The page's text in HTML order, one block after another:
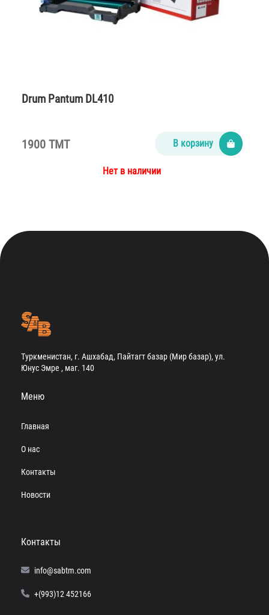
Drum Pantum DL410
1900 TMT В корзину
Нет в наличии
Туркменистан, г. Ашхабад, Пайтагт базар (Мир базар), ул.
Юнус Эмре , маг. 140
Меню
Главная
О нас
Контакты
Новости
Контакты
info@sabtm.com
+(993)12 452166